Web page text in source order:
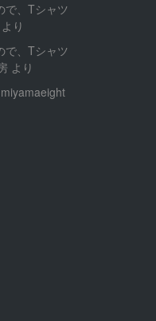
で、Tシャツ
り
で、Tシャツ
より
miyamaeight